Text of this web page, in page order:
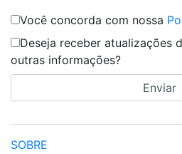
Você concorda com nossa
Deseja receber atualizações
outras informações?
SOBRE